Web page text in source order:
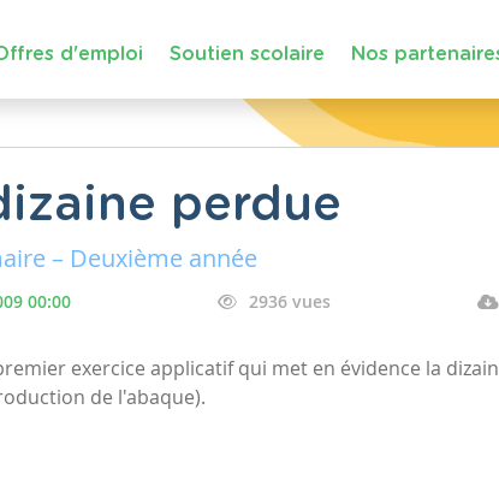
d'emploi Soutien scolaire Nos
perdue
– Deuxième année
00:00 2936 vues
exercice applicatif qui met en évidence la
de l'abaque).